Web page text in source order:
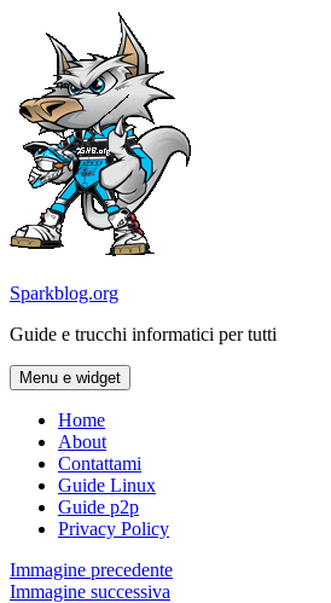
contenuto
Sparkblog.org
Guide e trucchi informatici per tutti
Menu e widget
Home
About
Contattami
Guide Linux
Guide p2p
Privacy Policy
Immagine precedente
Immagine successiva